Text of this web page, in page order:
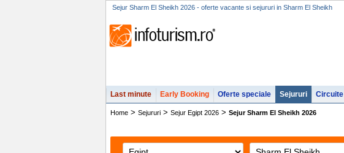
Sejur Sharm El Sheikh 2026 - oferte vacante si sejururi in Sharm El Sheikh
Last minute Early Booking Oferte speciale Sejururi Circuite
Home > Sejururi > Sejur Egipt 2026 > Sejur Sharm El Sheikh 2026